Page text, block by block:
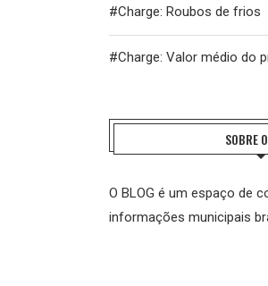
#Charge: Roubos de frios
#Charge: Valor médio do
SOBRE
O BLOG é um espaço de
informações municipais